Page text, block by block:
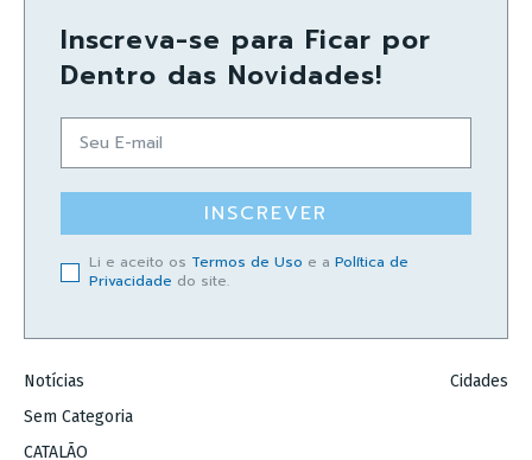
Inscreva-se para Ficar por
Dentro das Novidades!
INSCREVER
Li e aceito os Termos de Uso e a Política de
Privacidade do site.
Notícias
Sem Categoria
CATALÃO
Cidades